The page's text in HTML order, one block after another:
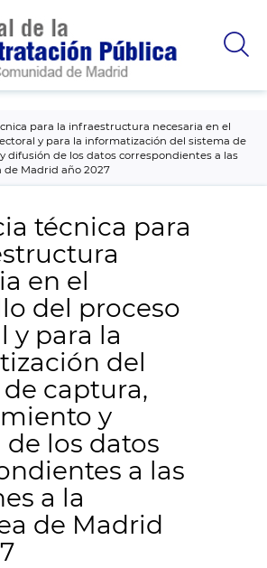
para la infraestructura necesaria en el
y para la informatización del sistema de
difusión de los datos correspondientes a las
de Madrid año 2027
técnica para
en el
del proceso
y para la
del
captura,
y
los datos
a las
a la
de Madrid